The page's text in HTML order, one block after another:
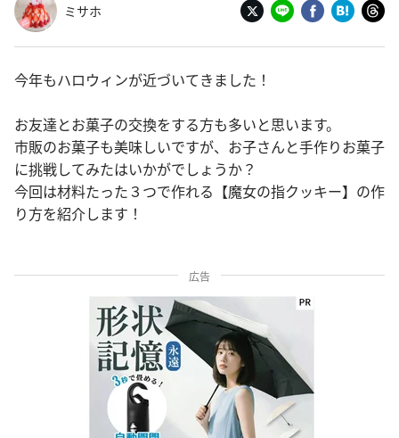
ミサホ
今年もハロウィンが近づいてきました！
お友達とお菓子の交換をする方も多いと思います。
市販のお菓子も美味しいですが、お子さんと手作りお菓子
に挑戦してみたはいかがでしょうか？
今回は材料たった３つで作れる【魔女の指クッキー】の作
り方を紹介します！
広告